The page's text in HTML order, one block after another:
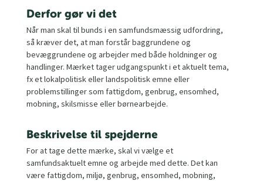
Derfor gør vi det
Når man skal til bunds i en samfundsmæssig udfordring,
så kræver det, at man forstår baggrundene og
bevæggrundene og arbejder med både holdninger og
handlinger. Mærket tager udgangspunkt i et aktuelt tema,
fx et lokalpolitisk eller landspolitisk emne eller
problemstillinger som fattigdom, genbrug, ensomhed,
mobning, skilsmisse eller børnearbejde.
Beskrivelse til spejderne
For at tage dette mærke, skal vi vælge et
samfundsaktuelt emne og arbejde med dette. Det kan
være fattigdom, miljø, genbrug, ensomhed, mobning,